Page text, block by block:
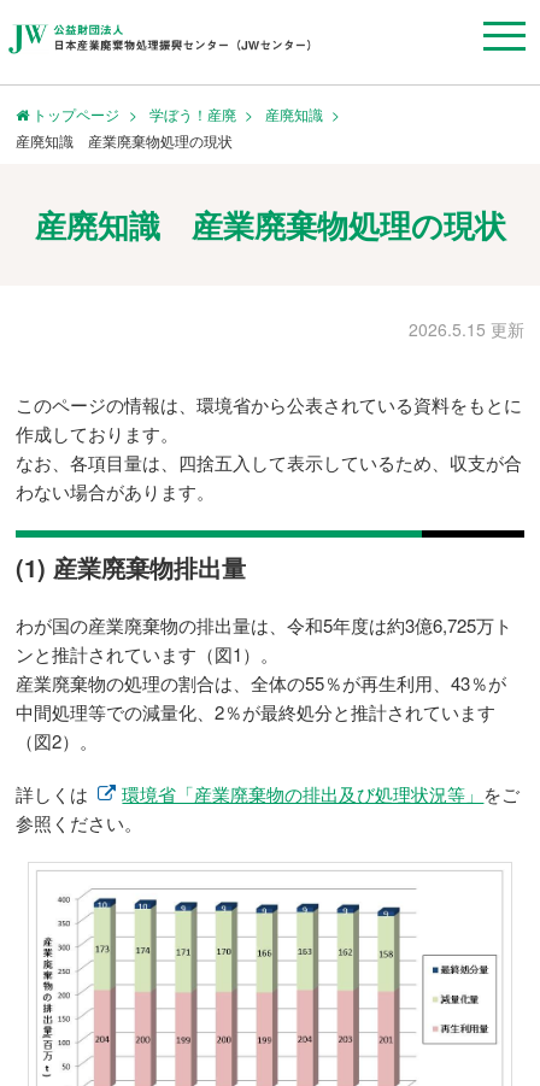
トップページ 学ぼう！産廃
産廃知識
産廃知識 産業廃棄物処理の現状
産廃知識 産業廃棄物処理の現状
2026.5.15 更新
このページの情報は、環境省から公表されている資料をもとに
作成しております。
なお、各項目量は、四捨五入して表示しているため、収支が合
わない場合があります。
(1) 産業廃棄物排出量
わが国の産業廃棄物の排出量は、令和5年度は約3億6,725万ト
ンと推計されています（図1）。
産業廃棄物の処理の割合は、全体の55％が再生利用、43％が
中間処理等での減量化、2％が最終処分と推計されています
（図2）。
詳しくは 環境省「産業廃棄物の排出及び処理状況等」 をご
参照ください。